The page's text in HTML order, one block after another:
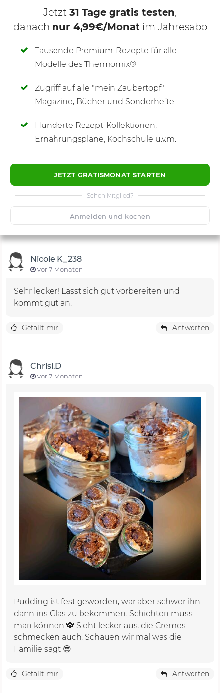
Deine Notizen
Jetzt 31 Tage gratis testen,
danach nur 4,99€/Monat im Jahresabo
Tausende Premium-Rezepte für alle
Modelle des Thermomix®
Zugriff auf alle "mein Zaubertopf"
Magazine, Bücher und Sonderhefte.
Hunderte Rezept-Kollektionen,
Ernährungspläne, Kochschule u.v.m.
JETZT GRATISMONAT STARTEN
Schon Mitglied?
Anmelden und kochen
Kommentare(11)
🙂 1500 Speichern
Nicole K_238
vor 7 Monaten
Sehr lecker! Lässt sich gut vorbereiten und
kommt gut an.
Gefällt mir Antworten
Chrisi.D
vor 7 Monaten
Pudding ist fest geworden, war aber schwer ihn
dann ins Glas zu bekommen. Schichten muss
man können 🙈 Sieht lecker aus, die Cremes
schmecken auch. Schauen wir mal was die
Familie sagt 😎
Gefällt mir Antworten